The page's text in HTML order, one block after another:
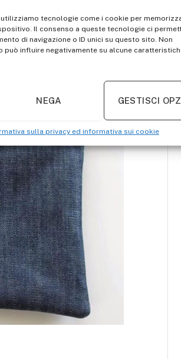
tecnologie come i cookie per
Il consenso a queste tecnologie ci
di navigazione o ID unici su questo sito. Non
può influire negativamente su alcune
NEGA GESTISCI
sulla privacy ed informativa sui cookie
con la stoffa i personaggi
preferite. Sarà facile per voi
direttamente sul tessuto